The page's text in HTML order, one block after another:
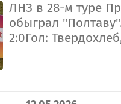
ЛНЗ в 28-м туре
обыграл
2:0Гол: